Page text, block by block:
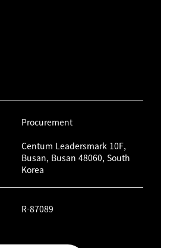
Procurement
Centum Leadersmark 10F,
Busan, Busan 48060, South
Korea
R-87089